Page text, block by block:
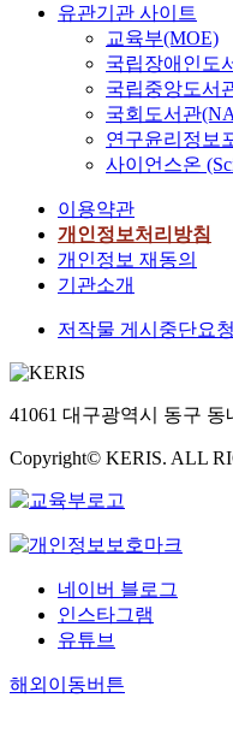
유관기관 사이트
교육부(MOE)
국립장애인도
국립중앙도서
국회도서관
연구윤리정보
사이언스온
이용약관
개인정보처리방침
개인정보 재동의
기관소개
저작물 게시중단요청
41061 대구광역시 동구 동
Copyright© KERIS. ALL
네이버 블로그
인스타그램
유튜브
해외이동버튼